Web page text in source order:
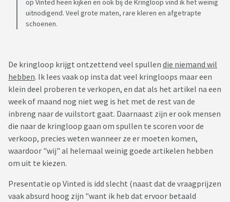
op Vinted heen kijken en ook bij de Kringloop vind ik het weinig
uitnodigend. Veel grote maten, rare kleren en afgetrapte
schoenen.
De kringloop krijgt ontzettend veel spullen die niemand wil
hebben. Ik lees vaak op insta dat veel kringloops maar een
klein deel proberen te verkopen, en dat als het artikel na een
week of maand nog niet weg is het met de rest van de
inbreng naar de vuilstort gaat. Daarnaast zijn er ook mensen
die naar de kringloop gaan om spullen te scoren voor de
verkoop, precies weten wanneer ze er moeten komen,
waardoor "wij" al helemaal weinig goede artikelen hebben
om uit te kiezen.
Presentatie op Vinted is idd slecht (naast dat de vraagprijzen
vaak absurd hoog zijn "want ik heb dat ervoor betaald